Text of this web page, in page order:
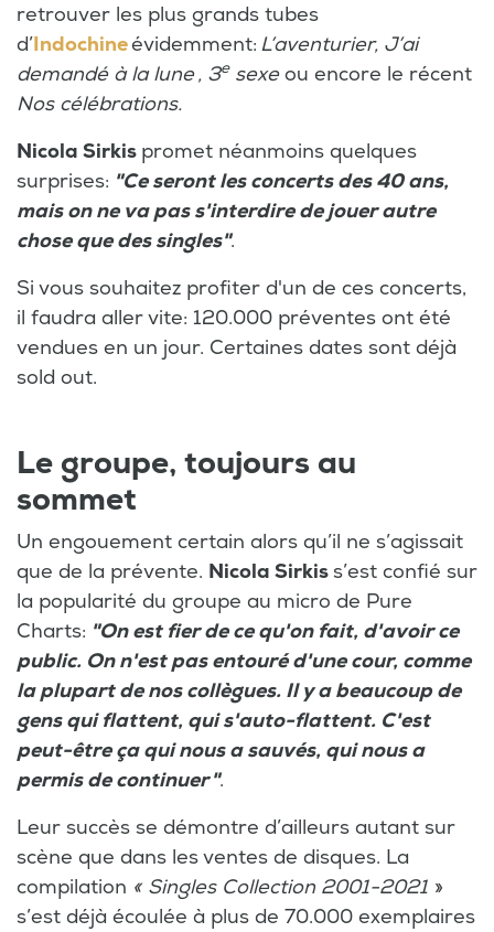
retrouver les plus grands tubes
d’Indochineévidemment: L’aventurier, J’ai
demandé à la lune , 3esexeou encore le récent
Nos célébrations.
Nicola Sirkis promet néanmoins quelques
surprises: "Ce seront les concerts des 40 ans,
mais on ne va pas s'interdire de jouer autre
chose que des singles".
Si vous souhaitez profiter d'un de ces concerts,
il faudra aller vite: 120.000 préventes ont été
vendues en un jour. Certaines dates sont déjà
sold out.
Le groupe, toujours au
sommet
Un engouement certain alors qu’il ne s’agissait
que de la prévente. Nicola Sirkiss’est confié sur
la popularité du groupe au micro de Pure
Charts: "On est fier de ce qu'on fait, d'avoir ce
public. On n'est pas entouré d'une cour, comme
la plupart de nos collègues. Il y a beaucoup de
gens qui flattent, qui s'auto-flattent. C'est
peut-être ça qui nous a sauvés, qui nous a
permis de continuer ".
Leur succès se démontre d’ailleurs autant sur
scène que dans les ventes de disques. La
compilation « Singles Collection 2001-2021 »
s’est déjà écoulée à plus de 70.000 exemplaires